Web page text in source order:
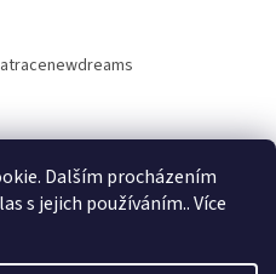
Dalším procházením
s jejich používáním.. Více